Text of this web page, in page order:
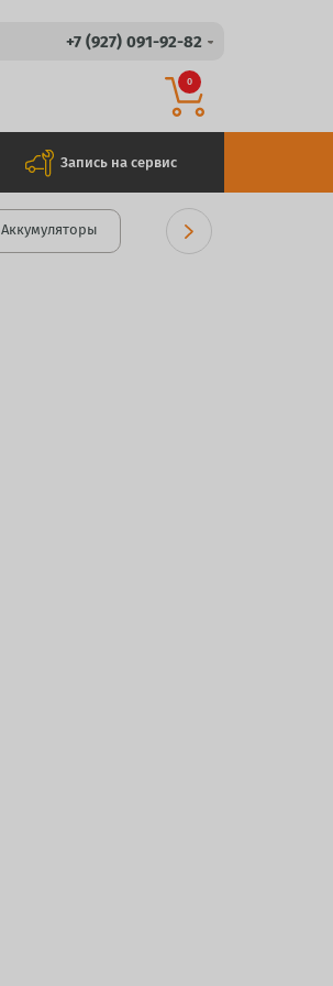
+7 (927) 091-92-82
0
Запись на сервис
Аккумуляторы